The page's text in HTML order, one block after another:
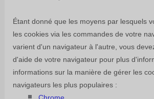
Étant donné que les moyens par lesquels
les cookies via les commandes de votre
varient d'un navigateur à l'autre, vous
d'aide de votre navigateur pour plus
informations sur la manière de gérer les
navigateurs les plus populaires :